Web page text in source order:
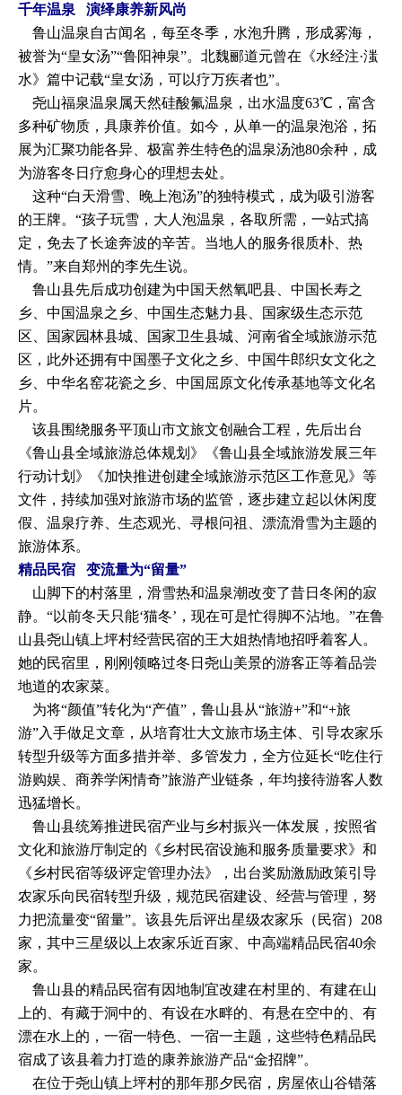
千年温泉 演绎康养新风尚
鲁山温泉自古闻名，每至冬季，水泡升腾，形成雾海，
被誉为“皇女汤”“鲁阳神泉”。北魏郦道元曾在《水经注·滍
水》篇中记载“皇女汤，可以疗万疾者也”。
尧山福泉温泉属天然硅酸氟温泉，出水温度63℃，富含
多种矿物质，具康养价值。如今，从单一的温泉泡浴，拓
展为汇聚功能各异、极富养生特色的温泉汤池80余种，成
为游客冬日疗愈身心的理想去处。
这种“白天滑雪、晚上泡汤”的独特模式，成为吸引游客
的王牌。“孩子玩雪，大人泡温泉，各取所需，一站式搞
定，免去了长途奔波的辛苦。当地人的服务很质朴、热
情。”来自郑州的李先生说。
鲁山县先后成功创建为中国天然氧吧县、中国长寿之
乡、中国温泉之乡、中国生态魅力县、国家级生态示范
区、国家园林县城、国家卫生县城、河南省全域旅游示范
区，此外还拥有中国墨子文化之乡、中国牛郎织女文化之
乡、中华名窑花瓷之乡、中国屈原文化传承基地等文化名
片。
该县围绕服务平顶山市文旅文创融合工程，先后出台
《鲁山县全域旅游总体规划》《鲁山县全域旅游发展三年
行动计划》《加快推进创建全域旅游示范区工作意见》等
文件，持续加强对旅游市场的监管，逐步建立起以休闲度
假、温泉疗养、生态观光、寻根问祖、漂流滑雪为主题的
旅游体系。
精品民宿 变流量为“留量”
山脚下的村落里，滑雪热和温泉潮改变了昔日冬闲的寂
静。“以前冬天只能‘猫冬’，现在可是忙得脚不沾地。”在鲁
山县尧山镇上坪村经营民宿的王大姐热情地招呼着客人。
她的民宿里，刚刚领略过冬日尧山美景的游客正等着品尝
地道的农家菜。
为将“颜值”转化为“产值”，鲁山县从“旅游+”和“+旅
游”入手做足文章，从培育壮大文旅市场主体、引导农家乐
转型升级等方面多措并举、多管发力，全方位延长“吃住行
游购娱、商养学闲情奇”旅游产业链条，年均接待游客人数
迅猛增长。
鲁山县统筹推进民宿产业与乡村振兴一体发展，按照省
文化和旅游厅制定的《乡村民宿设施和服务质量要求》和
《乡村民宿等级评定管理办法》，出台奖励激励政策引导
农家乐向民宿转型升级，规范民宿建设、经营与管理，努
力把流量变“留量”。该县先后评出星级农家乐（民宿）208
家，其中三星级以上农家乐近百家、中高端精品民宿40余
家。
鲁山县的精品民宿有因地制宜改建在村里的、有建在山
上的、有藏于洞中的、有设在水畔的、有悬在空中的、有
漂在水上的，一宿一特色、一宿一主题，这些特色精品民
宿成了该县着力打造的康养旅游产品“金招牌”。
在位于尧山镇上坪村的那年那夕民宿，房屋依山谷错落